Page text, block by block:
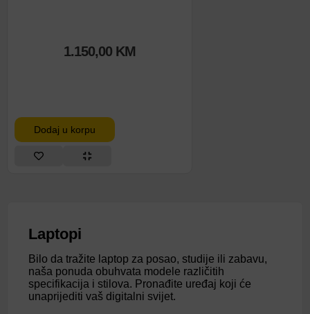
1.150,00 KM
Dodaj u korpu
Laptopi
Bilo da tražite laptop za posao, studije ili zabavu,
naša ponuda obuhvata modele različitih
specifikacija i stilova. Pronađite uređaj koji će
unaprijediti vaš digitalni svijet.